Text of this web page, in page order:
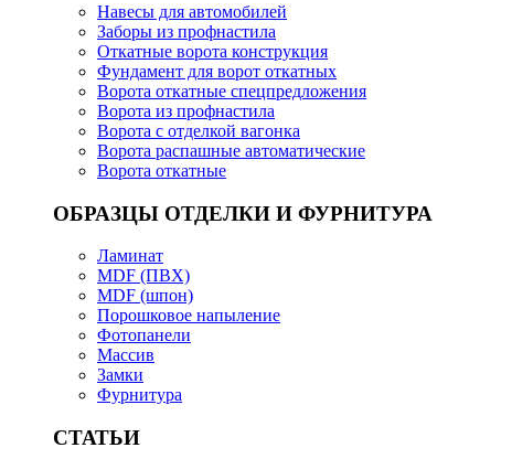
Навесы для автомобилей
Заборы из профнастила
Откатные ворота конструкция
Фундамент для ворот откатных
Ворота откатные спецпредложения
Ворота из профнастила
Ворота с отделкой вагонка
Ворота распашные автоматические
Ворота откатные
ОБРАЗЦЫ ОТДЕЛКИ И ФУРНИТУРА
Ламинат
MDF (ПВХ)
MDF (шпон)
Порошковое напыление
Фотопанели
Массив
Замки
Фурнитура
СТАТЬИ